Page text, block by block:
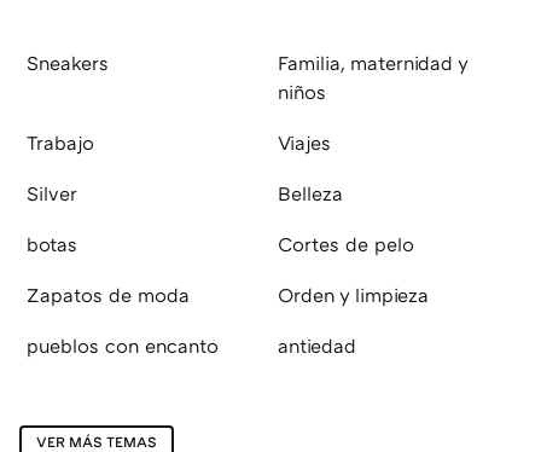
Sneakers
Familia, maternidad y
niños
Trabajo Viajes
Silver Belleza
botas Cortes de pelo
Zapatos de moda Orden y limpieza
pueblos con encanto antiedad
VER MÁS TEMAS